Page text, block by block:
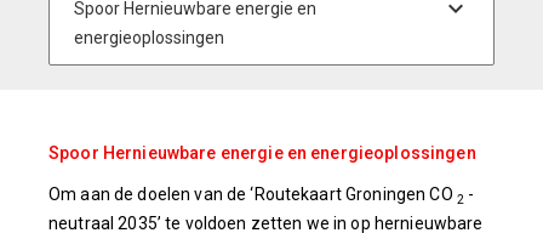
Spoor Hernieuwbare energie en energieoplossingen
Om aan de doelen van de ‘Routekaart Groningen CO 2 -
neutraal 2035’ te voldoen zetten we in op hernieuwbare